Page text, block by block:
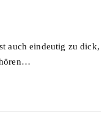
auch eindeutig zu dick,